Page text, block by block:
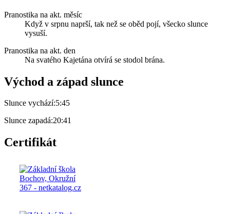
Pranostika na akt. měsíc
Když v srpnu naprší, tak než se oběd pojí, všecko slunce
vysuší.
Pranostika na akt. den
Na svatého Kajetána otvírá se stodol brána.
Východ a západ slunce
Slunce vychází:5:45
Slunce zapadá:20:41
Certifikát